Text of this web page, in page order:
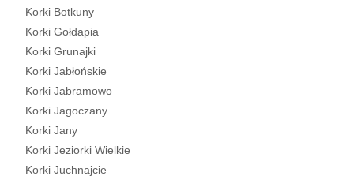
Korki Botkuny
Korki Gołdapia
Korki Grunajki
Korki Jabłońskie
Korki Jabramowo
Korki Jagoczany
Korki Jany
Korki Jeziorki Wielkie
Korki Juchnajcie